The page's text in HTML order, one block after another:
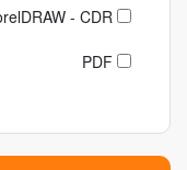
CorelDRAW - CDR
PDF